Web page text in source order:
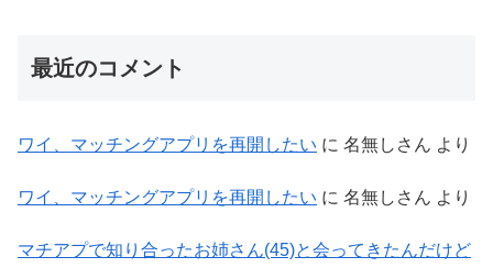
最近のコメント
ワイ、マッチングアプリを再開したい に 名無しさん より
ワイ、マッチングアプリを再開したい に 名無しさん より
マチアプで知り合ったお姉さん(45)と会ってきたんだけど